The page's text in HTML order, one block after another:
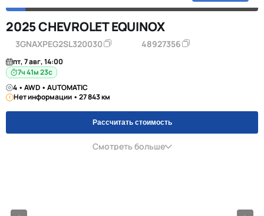
2025 CHEVROLET EQUINOX
3GNAXPEG2SL320030 48927356
пт, 7 авг, 14:00
7ч 41м 23с
4 • AWD • AUTOMATIC
Нет информации • 27 843 км
Рассчитать стоимость
Смотреть больше